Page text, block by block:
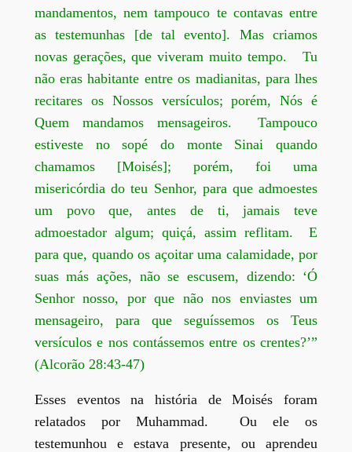
mandamentos, nem tampouco te contavas entre
as testemunhas [de tal evento]. Mas criamos
novas gerações, que viveram muito tempo. Tu
não eras habitante entre os madianitas, para lhes
recitares os Nossos versículos; porém, Nós é
Quem mandamos mensageiros. Tampouco
estiveste no sopé do monte Sinai quando
chamamos [Moisés]; porém, foi uma
misericórdia do teu Senhor, para que admoestes
um povo que, antes de ti, jamais teve
admoestador algum; quiçá, assim reflitam. E
para que, quando os açoitar uma calamidade, por
suas más ações, não se escusem, dizendo: ‘Ó
Senhor nosso, por que não nos enviastes um
mensageiro, para que seguíssemos os Teus
versículos e nos contássemos entre os crentes?’”
(Alcorão 28:43-47)
Esses eventos na história de Moisés foram
relatados por Muhammad. Ou ele os
testemunhou e estava presente, ou aprendeu